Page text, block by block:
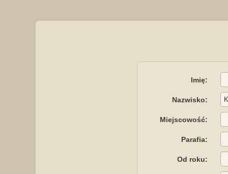
Imię:
Nazwisko:
Miejscowość:
Parafia:
Od roku: